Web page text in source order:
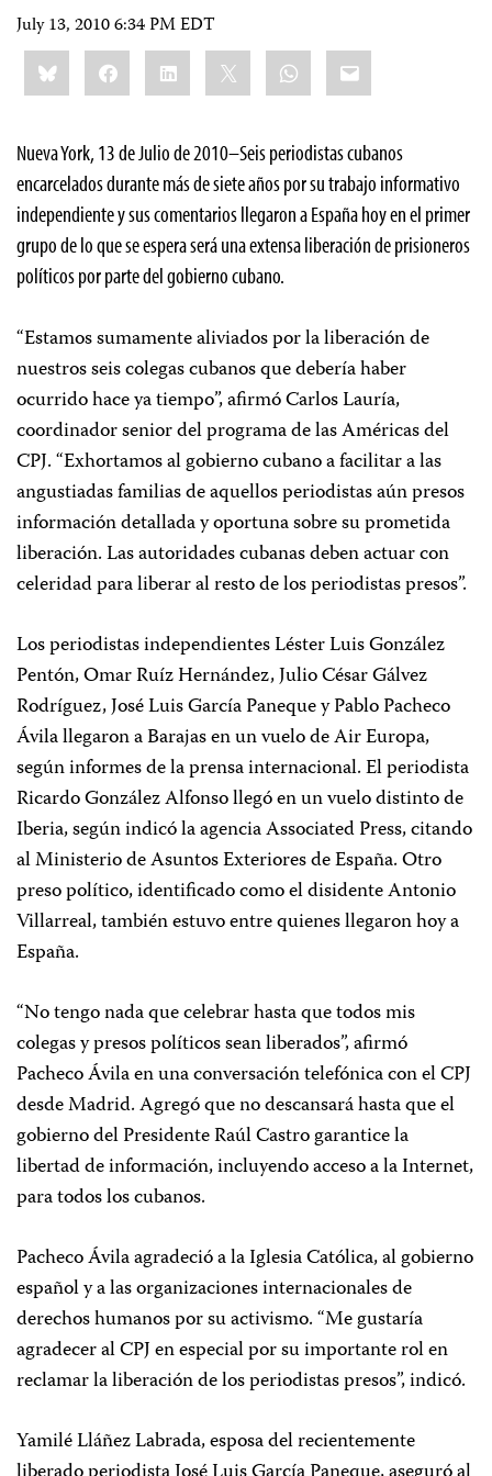
July 13, 2010 6:34 PM EDT
Share
this:BlueskyFacebookLinkedIn WhatsApp
Email
Nueva York, 13 de Julio de 2010–Seis periodistas cubanos
encarcelados durante más de siete años por su trabajo informativo
independiente y sus comentarios llegaron a España hoy en el primer
grupo de lo que se espera será una extensa liberación de prisioneros
políticos por parte del gobierno cubano.
“Estamos sumamente aliviados por la liberación de
nuestros seis colegas cubanos que debería haber
ocurrido hace ya tiempo”, afirmó Carlos Lauría,
coordinador senior del programa de las Américas del
CPJ. “Exhortamos al gobierno cubano a facilitar a las
angustiadas familias de aquellos periodistas aún presos
información detallada y oportuna sobre su prometida
liberación. Las autoridades cubanas deben actuar con
celeridad para liberar al resto de los periodistas presos”.
Los periodistas independientes Léster Luis González
Pentón, Omar Ruíz Hernández, Julio César Gálvez
Rodríguez, José Luis García Paneque y Pablo Pacheco
Ávila llegaron a Barajas en un vuelo de Air Europa,
según informes de la prensa internacional. El periodista
Ricardo González Alfonso llegó en un vuelo distinto de
Iberia, según indicó la agencia Associated Press, citando
al Ministerio de Asuntos Exteriores de España. Otro
preso político, identificado como el disidente Antonio
Villarreal, también estuvo entre quienes llegaron hoy a
España.
“No tengo nada que celebrar hasta que todos mis
colegas y presos políticos sean liberados”, afirmó
Pacheco Ávila en una conversación telefónica con el CPJ
desde Madrid. Agregó que no descansará hasta que el
gobierno del Presidente Raúl Castro garantice la
libertad de información, incluyendo acceso a la Internet,
para todos los cubanos.
Pacheco Ávila agradeció a la Iglesia Católica, al gobierno
español y a las organizaciones internacionales de
derechos humanos por su activismo. “Me gustaría
agradecer al CPJ en especial por su importante rol en
reclamar la liberación de los periodistas presos”, indicó.
Yamilé Lláñez Labrada, esposa del recientemente